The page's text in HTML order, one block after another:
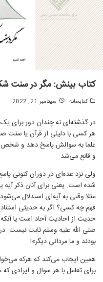
کتاب بینش: مگر در سنت
كتابخانه سپتامبر 21, 2022
در گذشته‌ای نه چندان دور برای
هر کسی با دلیلی از قرآن یا سنت
علما به سوالش پاسخ دهد و شخص
و قانع می‌شد.
ولی نزد عده‌ای در دوران کنونی
شده است. یعنی برای آنان ذکر آیه
مثلا وقتی به آیه‌ای استدلال
فهم چه کسی؟ اگر به حدیثی
حدیث از احادیث آحاد است یا آنکه
صلی الله علیه وسلم ثابت نیست.
بودند و ما مردانی دیگر»!
همین ایجاب می‌کند که هرکه
برای تعامل با هر سوال و ایرادی